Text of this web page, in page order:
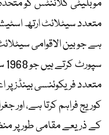
موبلیٹی کلائنٹس کو
متعدد سیٹلائٹ ارتھ
ہے جو بین الاقوامی
متعدد فریکوئنسی بینڈز
کے ذریعے مقامی طور پر